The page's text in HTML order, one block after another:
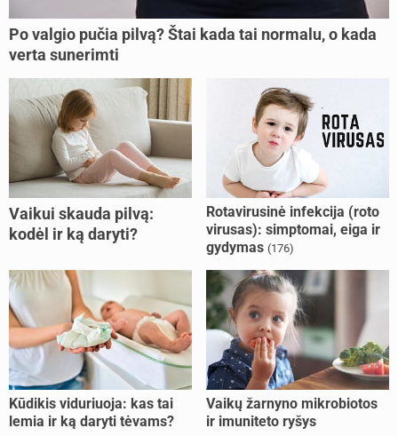
Po valgio pučia pilvą? Štai kada tai normalu, o kada
verta sunerimti
Vaikui skauda pilvą:
kodėl ir ką daryti?
Rotavirusinė infekcija (roto
virusas): simptomai, eiga ir
gydymas (176)
Kūdikis viduriuoja: kas tai
lemia ir ką daryti tėvams?
Vaikų žarnyno mikrobiotos
ir imuniteto ryšys